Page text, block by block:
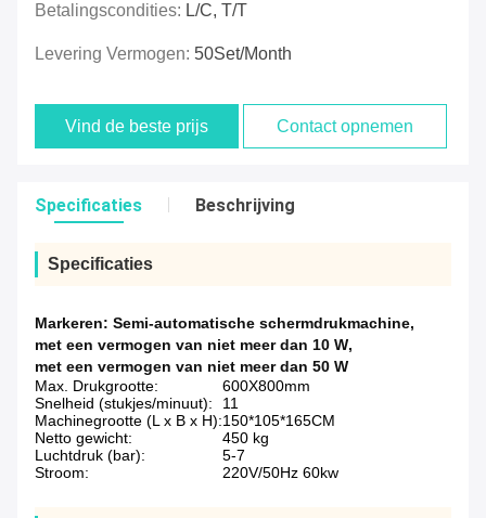
Betalingscondities: L/C, T/T
Levering Vermogen: 50Set/month
Vind de beste prijs Contact opnemen
Specificaties Beschrijving
Specificaties
Markeren: Semi-automatische schermdrukmachine,
met een vermogen van niet meer dan 10 W,
met een vermogen van niet meer dan 50 W
Max. Drukgrootte:
600X800mm
Snelheid (stukjes/minuut):
11
Machinegrootte (L x B x H):150*105*165CM
Netto gewicht:
450 kg
Luchtdruk (bar):
5-7
Stroom:
220V/50Hz 60kw